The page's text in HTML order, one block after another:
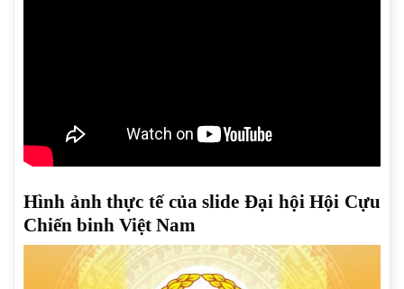
Hình ảnh thực tế của slide Đại hội Hội Cựu
Chiến binh Việt Nam